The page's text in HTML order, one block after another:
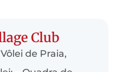
Club
de Praia,